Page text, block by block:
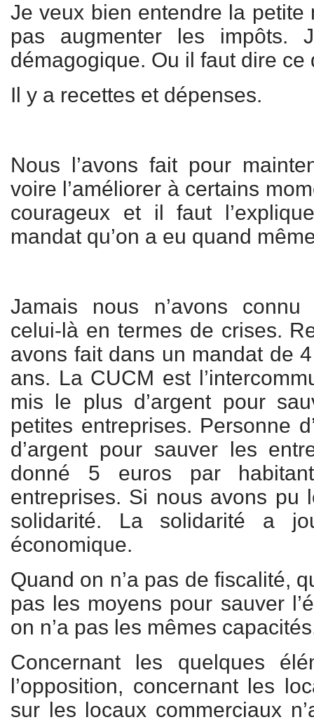
Je veux bien entendre la petite
pas augmenter les impôts.
démagogique. Ou il faut dire ce
Il y a recettes et dépenses.
Nous l’avons fait pour
voire l’améliorer à certains
courageux et il faut
mandat qu’on a eu quand
Jamais nous n’avons
celui-là en termes de crises.
avons fait dans un mandat de
ans. La CUCM est
mis le plus d’argent pour
petites entreprises. Personne
d’argent pour sauver les
donné 5 euros par
entreprises. Si nous avons pu
solidarité. La solidarité a
économique.
Quand on n’a pas de fiscalité,
pas les moyens pour sauver
on n’a pas les mêmes
Concernant les quelques
l’opposition, concernant les
sur les locaux commerciaux